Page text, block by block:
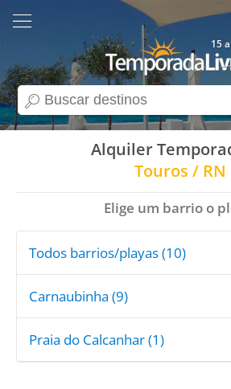
search
15
Alquiler
Touros / RN
Elige um barrio o
Todos barrios/playas (10)
Carnaubinha (9)
Praia do Calcanhar (1)